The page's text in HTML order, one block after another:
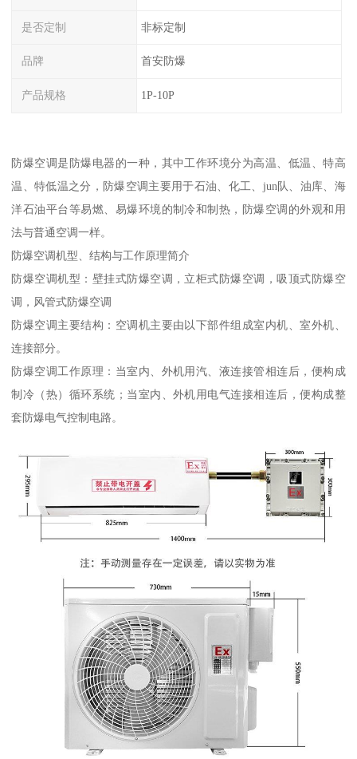
是否定制 非标定制
品牌 首安防爆
产品规格 1P-10P
防爆空调是防爆电器的一种，其中工作环境分为高温、低温、特高
温、特低温之分，防爆空调主要用于石油、化工、jun队、油库、海
洋石油平台等易燃、易爆环境的制冷和制热，防爆空调的外观和用
法与普通空调一样。
防爆空调机型、结构与工作原理简介
防爆空调机型：壁挂式防爆空调，立柜式防爆空调，吸顶式防爆空
调，风管式防爆空调
防爆空调主要结构：空调机主要由以下部件组成室内机、室外机、
连接部分。
防爆空调工作原理：当室内、外机用汽、液连接管相连后，便构成
制冷（热）循环系统；当室内、外机用电气连接相连后，便构成整
套防爆电气控制电路。